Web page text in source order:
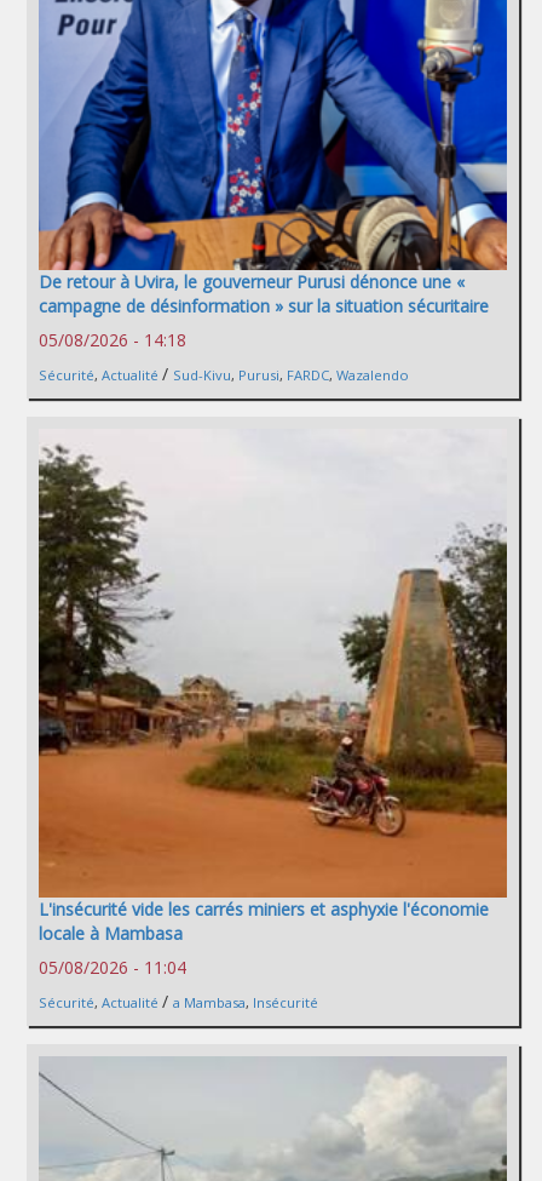
De retour à Uvira, le gouverneur Purusi dénonce une «
campagne de désinformation » sur la situation sécuritaire
05/08/2026 - 14:18
Sécurité, Actualité / Sud-Kivu, Purusi, FARDC, Wazalendo
L'insécurité vide les carrés miniers et asphyxie l'économie
locale à Mambasa
05/08/2026 - 11:04
Sécurité, Actualité / a Mambasa, Insécurité